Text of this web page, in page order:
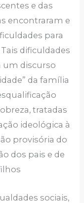
e das
encontraram e
para
dificuldades
um discurso
da família
tratadas
ideológica à
provisória do
dos pais e de
sociais,